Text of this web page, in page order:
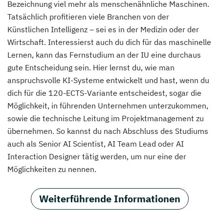
Bezeichnung viel mehr als menschenähnliche Maschinen.
Tatsächlich profitieren viele Branchen von der
Künstlichen Intelligenz – sei es in der Medizin oder der
Wirtschaft. Interessierst auch du dich für das maschinelle
Lernen, kann das Fernstudium an der IU eine durchaus
gute Entscheidung sein. Hier lernst du, wie man
anspruchsvolle KI-Systeme entwickelt und hast, wenn du
dich für die 120-ECTS-Variante entscheidest, sogar die
Möglichkeit, in führenden Unternehmen unterzukommen,
sowie die technische Leitung im Projektmanagement zu
übernehmen. So kannst du nach Abschluss des Studiums
auch als Senior AI Scientist, AI Team Lead oder AI
Interaction Designer tätig werden, um nur eine der
Möglichkeiten zu nennen.
Weiterführende Informationen